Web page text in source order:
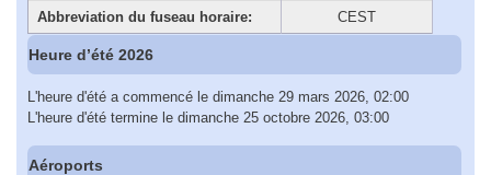
Abbreviation du fuseau horaire:
CEST
Heure d’été 2026
L'heure d'été a commencé le dimanche 29 mars 2026, 02:00
L'heure d'été termine le dimanche 25 octobre 2026, 03:00
Aéroports